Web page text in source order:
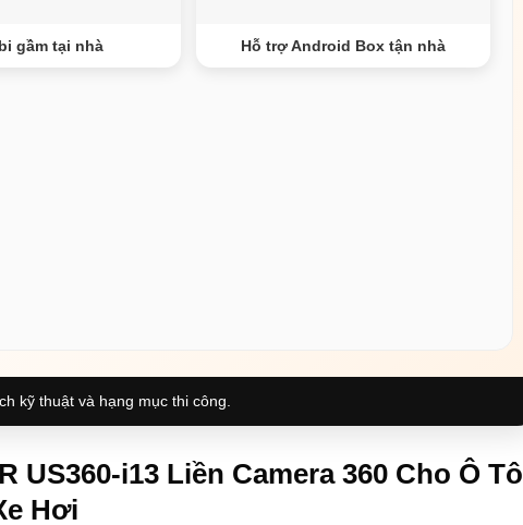
gầm tại nhà Hỗ trợ Android Box tận nhà
kỹ thuật và hạng mục thi công.
US360-i13 Liền Camera 360 Cho Ô Tô
Hơi